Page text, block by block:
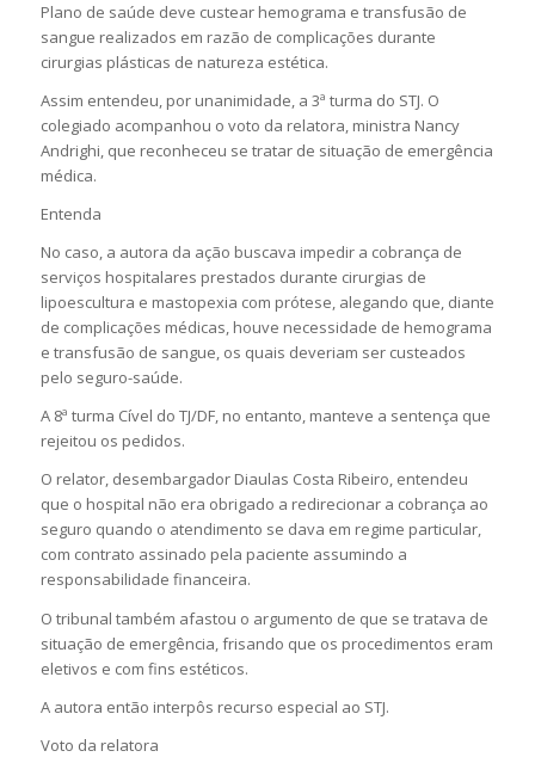
Plano de saúde deve custear hemograma e transfusão de
sangue realizados em razão de complicações durante
cirurgias plásticas de natureza estética.
Assim entendeu, por unanimidade, a 3ª turma do STJ. O
colegiado acompanhou o voto da relatora, ministra Nancy
Andrighi, que reconheceu se tratar de situação de emergência
médica.
Entenda
No caso, a autora da ação buscava impedir a cobrança de
serviços hospitalares prestados durante cirurgias de
lipoescultura e mastopexia com prótese, alegando que, diante
de complicações médicas, houve necessidade de hemograma
e transfusão de sangue, os quais deveriam ser custeados
pelo seguro-saúde.
A 8ª turma Cível do TJ/DF, no entanto, manteve a sentença que
rejeitou os pedidos.
O relator, desembargador Diaulas Costa Ribeiro, entendeu
que o hospital não era obrigado a redirecionar a cobrança ao
seguro quando o atendimento se dava em regime particular,
com contrato assinado pela paciente assumindo a
responsabilidade financeira.
O tribunal também afastou o argumento de que se tratava de
situação de emergência, frisando que os procedimentos eram
eletivos e com fins estéticos.
A autora então interpôs recurso especial ao STJ.
Voto da relatora